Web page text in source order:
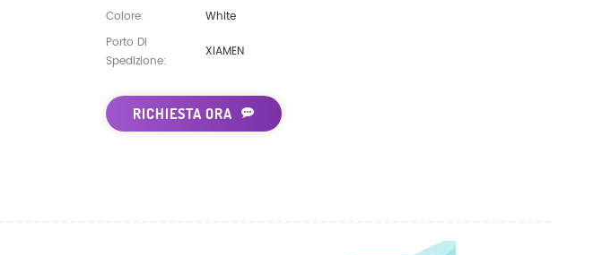
Colore:
White
Porto Di
Spedizione:
XIAMEN
RICHIESTA ORA